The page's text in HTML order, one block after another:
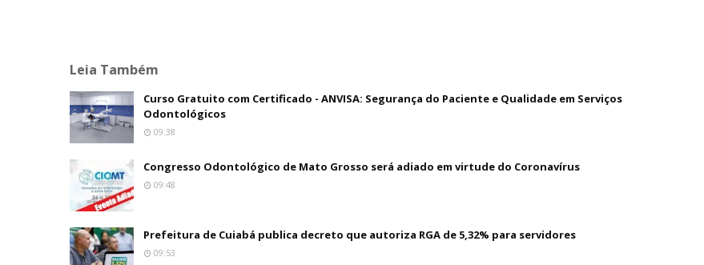
Leia Também
Curso Gratuito com Certificado - ANVISA: Segurança do Paciente e Qualidade em Serviços
Odontológicos
09:38
Congresso Odontológico de Mato Grosso será adiado em virtude do Coronavírus
09:48
Prefeitura de Cuiabá publica decreto que autoriza RGA de 5,32% para servidores
09:53